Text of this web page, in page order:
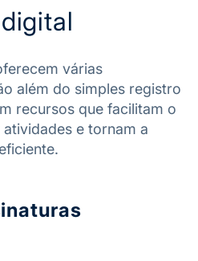
várias
além do simples registro
recursos que facilitam o
e tornam a